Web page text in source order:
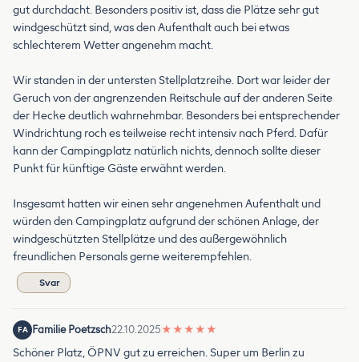
gut durchdacht. Besonders positiv ist, dass die Plätze sehr gut
windgeschützt sind, was den Aufenthalt auch bei etwas
schlechterem Wetter angenehm macht.
Wir standen in der untersten Stellplatzreihe. Dort war leider der
Geruch von der angrenzenden Reitschule auf der anderen Seite
der Hecke deutlich wahrnehmbar. Besonders bei entsprechender
Windrichtung roch es teilweise recht intensiv nach Pferd. Dafür
kann der Campingplatz natürlich nichts, dennoch sollte dieser
Punkt für künftige Gäste erwähnt werden.
Insgesamt hatten wir einen sehr angenehmen Aufenthalt und
würden den Campingplatz aufgrund der schönen Anlage, der
windgeschützten Stellplätze und des außergewöhnlich
freundlichen Personals gerne weiterempfehlen.
Svar
FA Familie Poetzsch22.10.2025★ ★ ★ ★ ★
Schöner Platz, ÖPNV gut zu erreichen. Super um Berlin zu